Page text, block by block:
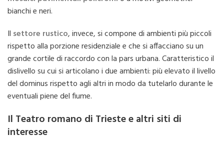
bianchi e neri.
Il settore rustico, invece, si compone di ambienti più piccoli
rispetto alla porzione residenziale e che si affacciano su un
grande cortile di raccordo con la pars urbana. Caratteristico il
dislivello su cui si articolano i due ambienti: più elevato il livello
del dominus rispetto agli altri in modo da tutelarlo durante le
eventuali piene del fiume.
Il Teatro romano di Trieste e altri siti di
interesse